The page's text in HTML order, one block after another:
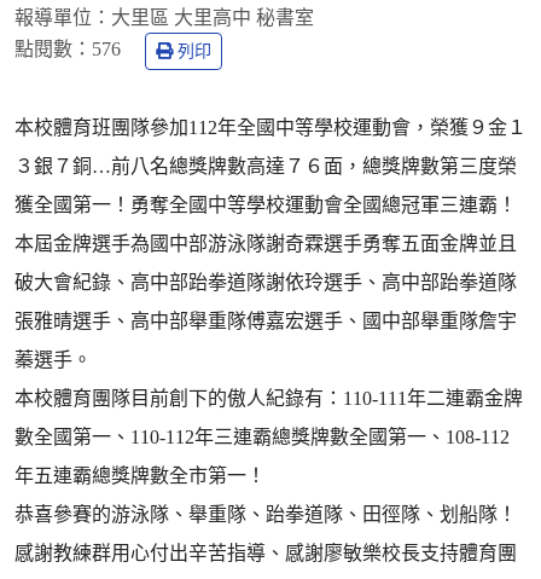
報導單位： 大里區 大里高中 秘書室
點閱數： 576 列印
本校體育班團隊參加112年全國中等學校運動會，榮獲９金１
３銀７銅…前八名總獎牌數高達７６面，總獎牌數第三度榮
獲全國第一！勇奪全國中等學校運動會全國總冠軍三連霸！
本屆金牌選手為國中部游泳隊謝奇霖選手勇奪五面金牌並且
破大會紀錄、高中部跆拳道隊謝依玲選手、高中部跆拳道隊
張雅晴選手、高中部舉重隊傅嘉宏選手、國中部舉重隊詹宇
蓁選手。
本校體育團隊目前創下的傲人紀錄有：110-111年二連霸金牌
數全國第一、110-112年三連霸總獎牌數全國第一、108-112
年五連霸總獎牌數全市第一！
恭喜參賽的游泳隊、舉重隊、跆拳道隊、田徑隊、划船隊！
感謝教練群用心付出辛苦指導、感謝廖敏樂校長支持體育團